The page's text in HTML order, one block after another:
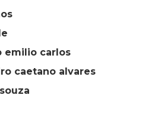
emilio carlos
caetano alvares